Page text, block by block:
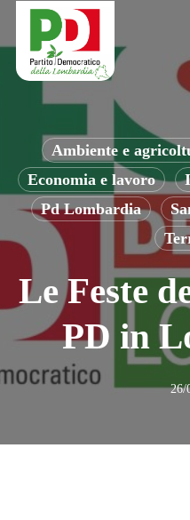
content
Ambiente e
Economia e lavoro
Pd Lombardia
Le Feste
PD in
26/